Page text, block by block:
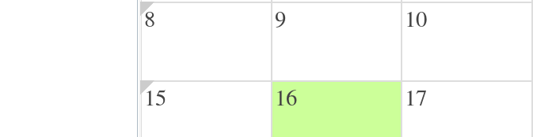
8 9 10
15 16 17